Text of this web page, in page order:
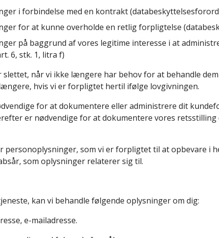
i forbindelse med en kontrakt
for at kunne overholde en retlig forpligtelse
på baggrund af vores legitime interesse i at
6, stk. 1, litra f)
når vi ikke længere har behov for at behandle
hvis vi er forpligtet hertil ifølge lovgivningen.
for at dokumentere eller administrere dit
er nødvendige for at dokumentere vores
personoplysninger, som vi er forpligtet til at opbevare i
som oplysninger relaterer sig til.
kan vi behandle følgende oplysninger om dig:
e-mailadresse.